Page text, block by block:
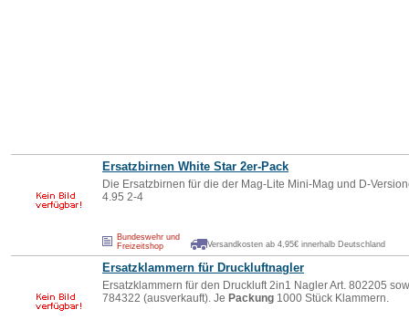
Ersatzbirnen White Star 2er-Pack
Die Ersatzbirnen für die der Mag-Lite Mini-Mag und D-
4.95 2-4
Bundeswehr und
Freizeitshop
Versandkosten ab 4,95€ innerhalb Deutschland
Ersatzklammern für Druckluftnagler
Ersatzklammern für den Druckluft 2in1 Nagler Art. 802205
784322 (ausverkauft). Je Packung 1000 Stück Klammern.